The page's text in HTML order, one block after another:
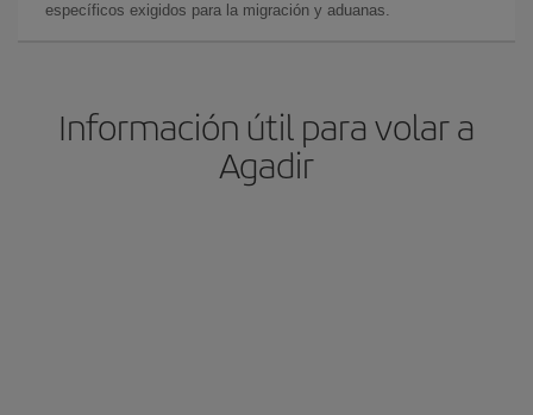
específicos exigidos para la migración y aduanas.
Información útil para volar a
Agadir